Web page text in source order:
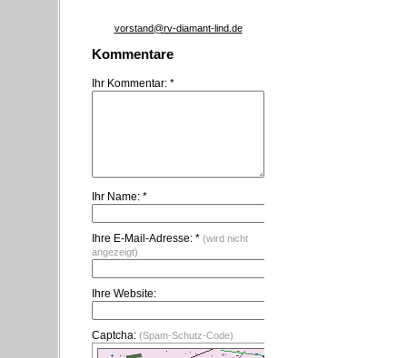
vorstand@rv-diamant-lind.de
Kommentare
Ihr Kommentar: *
Ihr Name: *
Ihre E-Mail-Adresse: * (wird nicht
angezeigt)
Ihre Website:
Captcha: (Spam-Schutz-Code)